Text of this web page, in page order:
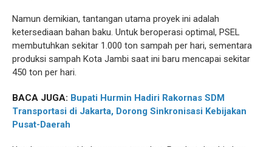
Namun demikian, tantangan utama proyek ini adalah
ketersediaan bahan baku. Untuk beroperasi optimal, PSEL
membutuhkan sekitar 1.000 ton sampah per hari, sementara
produksi sampah Kota Jambi saat ini baru mencapai sekitar
450 ton per hari.
BACA JUGA: Bupati Hurmin Hadiri Rakornas SDM
Transportasi di Jakarta, Dorong Sinkronisasi Kebijakan
Pusat-Daerah